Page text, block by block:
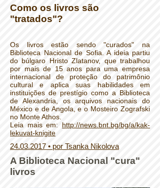
Como os livros são
"tratados"?
Os livros estão sendo "curados" na
Biblioteca Nacional de Sofia. A ideia partiu
do búlgaro Hristo Zlatanov, que trabalhou
por mais de 15 anos para uma empresa
internacional de proteção do patrimônio
cultural e aplica suas habilidades em
instituições de prestígio como a Biblioteca
de Alexandria, os arquivos nacionais do
México e de Angola, e o Mosteiro Zografski
no Monte Athos.
Leia mais em: http://news.bnt.bg/bg/a/kak-
lekuvat-knigite
24.03.2017 • por Tsanka Nikolova
A Biblioteca Nacional "cura"
livros